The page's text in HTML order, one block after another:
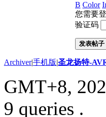
B Color
您需要
验证码
发表帖子
Archiver|手机版|圣龙扬特-
GMT+8,
9 queries .